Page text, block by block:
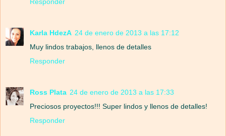
Karla HdezA 24 de enero de 2013 a las 17:12
Muy lindos trabajos, llenos de detalles
Responder
Ross Plata 24 de enero de 2013 a las 17:33
Preciosos proyectos!!! Super lindos y llenos de detalles!
Responder